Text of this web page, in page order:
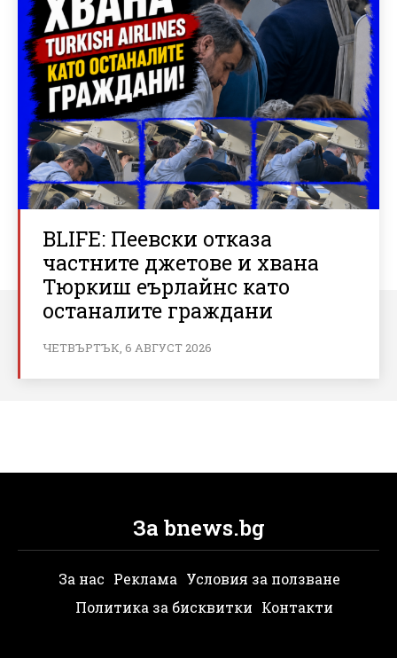
BLIFE: Пеевски отказа
частните джетове и хвана
Тюркиш еърлайнс като
останалите граждани
ЧЕТВЪРТЪК, 6 АВГУСТ 2026
За bnews.bg
За нас Реклама Условия за ползване
Политика за бисквитки Контакти